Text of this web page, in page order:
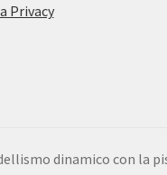
Privacy
dinamico con la